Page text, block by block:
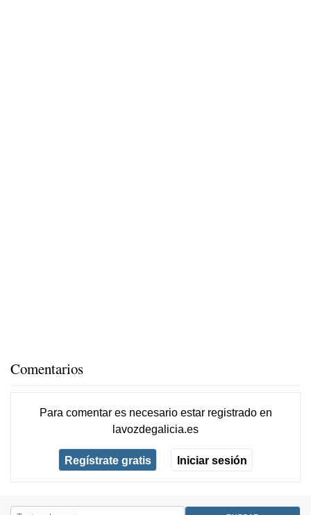
Comentarios
Para comentar es necesario estar registradoen
lavozdegalicia.es
Regístrate gratis Iniciar sesión